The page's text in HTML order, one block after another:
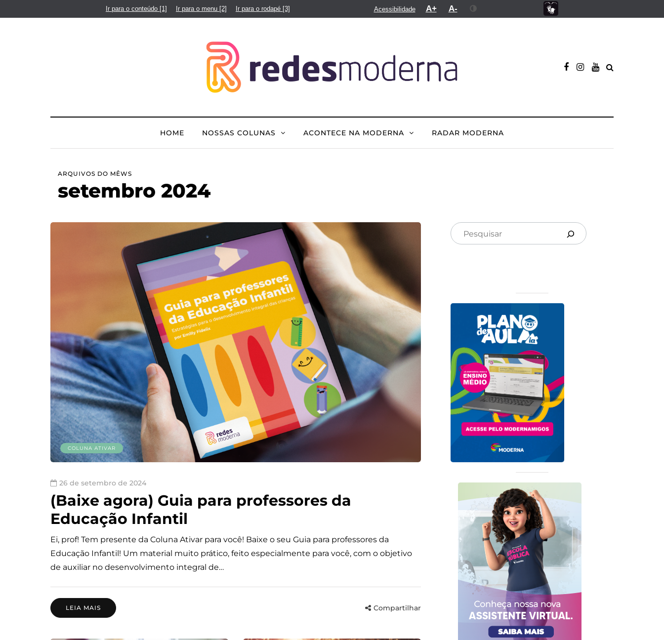
Ir para o conteúdo [1] Ir para o menu [2] Ir para o rodapé [3] Acessibilidade A+ A-
HOME NOSSAS COLUNAS ACONTECE NA MODERNA RADAR MODERNA
ARQUIVOS DO MÊWS
setembro 2024
COLUNA ATIVAR
26 de setembro de 2024
(Baixe agora) Guia para professores da
Educação Infantil
Ei, prof! Tem presente da Coluna Ativar para você! Baixe o seu Guia para professores da
Educação Infantil! Um material muito prático, feito especialmente para você, com o objetivo
de auxiliar no desenvolvimento integral de…
LEIA MAIS Compartilhar